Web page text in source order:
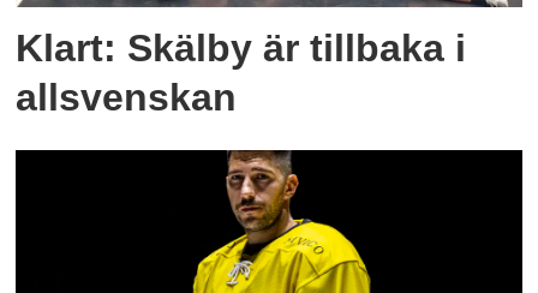
Klart: Skälby är tillbaka i
allsvenskan